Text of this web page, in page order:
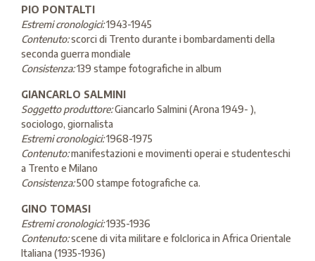
PIO PONTALTI
Estremi cronologici:1943-1945
Contenuto:scorci di Trento durante i bombardamenti della
seconda guerra mondiale
Consistenza:139 stampe fotografiche in album
GIANCARLO SALMINI
Soggetto produttore:Giancarlo Salmini (Arona 1949- ),
sociologo, giornalista
Estremi cronologici:1968-1975
Contenuto:manifestazioni e movimenti operai e studenteschi
a Trento e Milano
Consistenza:500 stampe fotografiche ca.
GINO TOMASI
Estremi cronologici:1935-1936
Contenuto:scene di vita militare e folclorica in Africa Orientale
Italiana (1935-1936)